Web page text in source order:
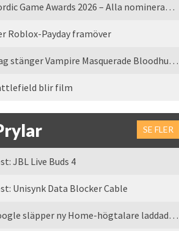
Nordic Game Awards 2026 – Alla nominerade spel
Roblox-Payday framöver
Idag stänger Vampire Masquerade Bloodhunt servrarna
blir film
SE FLER
JBL Live Buds 4
Unisynk Data Blocker Cable
Google släpper ny Home-högtalare laddad med Gemini